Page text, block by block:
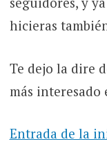
hicieras
Te dejo la dire
más interesado
Entrada de la